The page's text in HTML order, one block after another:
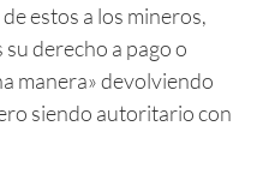
estos a los mineros,
derecho a pago o
manera» devolviendo
siendo autoritario con